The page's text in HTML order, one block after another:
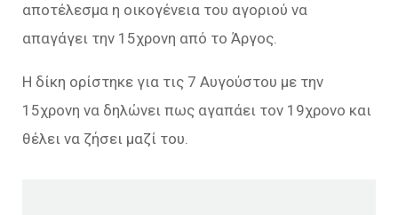
αποτέλεσμα η οικογένεια του αγοριού να
απαγάγει την 15χρονη από το Άργος.
Η δίκη ορίστηκε για τις 7 Αυγούστου με την
15χρονη να δηλώνει πως αγαπάει τον 19χρονο και
θέλει να ζήσει μαζί του.